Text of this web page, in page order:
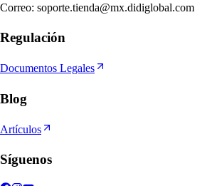
Correo: soporte.tienda@mx.didiglobal.com
Regulación
Documentos Legales
Blog
Artículos
Síguenos